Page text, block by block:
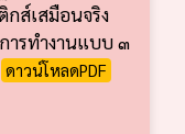
ส์เสมือนจริง
ารทำงานแบบ ๓
ดาวน์โหลดPDF